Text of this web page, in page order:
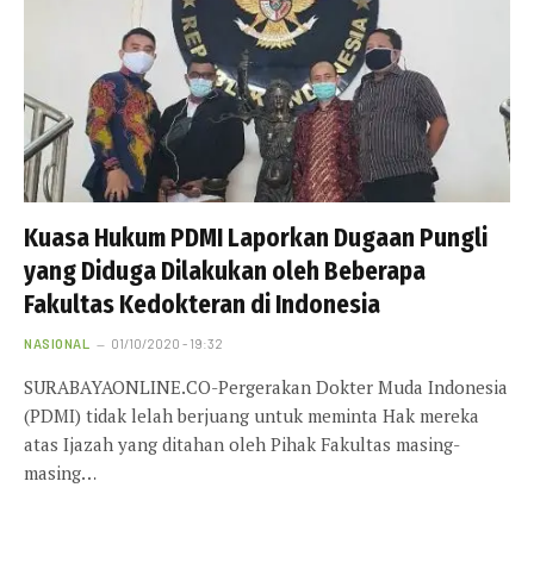
Kuasa Hukum PDMI Laporkan Dugaan Pungli
yang Diduga Dilakukan oleh Beberapa
Fakultas Kedokteran di Indonesia
NASIONAL 01/10/2020 - 19:32
SURABAYAONLINE.CO-Pergerakan Dokter Muda Indonesia
(PDMI) tidak lelah berjuang untuk meminta Hak mereka
atas Ijazah yang ditahan oleh Pihak Fakultas masing-
masing…